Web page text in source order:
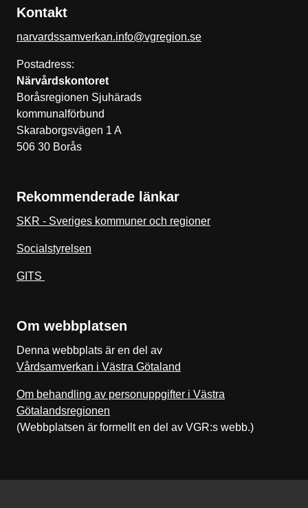
Kontakt
narvardssamverkan.info@vgregion.se
Postadress:
Närvårdskontoret
Boråsregionen Sjuhärads
kommunalförbund
Skaraborgsvägen 1 A
506 30 Borås
Rekommenderade länkar
SKR - Sveriges kommuner och regioner
Socialstyrelsen
GITS
Om webbplatsen
Denna webbplats är en del av
Vårdsamverkan i Västra Götaland
Om behandling av personuppgifter i Västra
Götalandsregionen
(Webbplatsen är formellt en del av VGR:s webb.)